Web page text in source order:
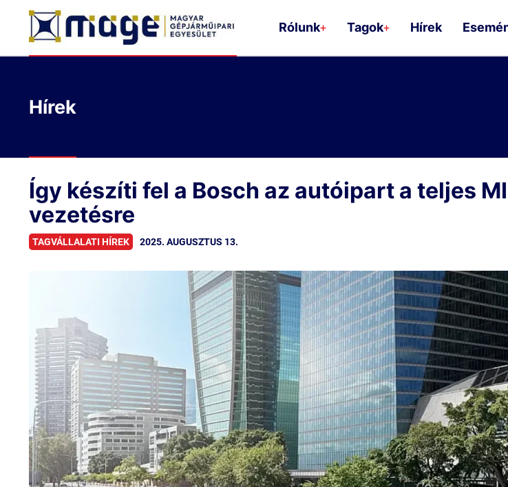
Rólunk+ Tagok+ Hírek
Hírek
Így készíti fel a Bosch az autóipart a teljes
vezetésre
TAGVÁLLALATI HÍREK 2025. AUGUSZTUS 13.